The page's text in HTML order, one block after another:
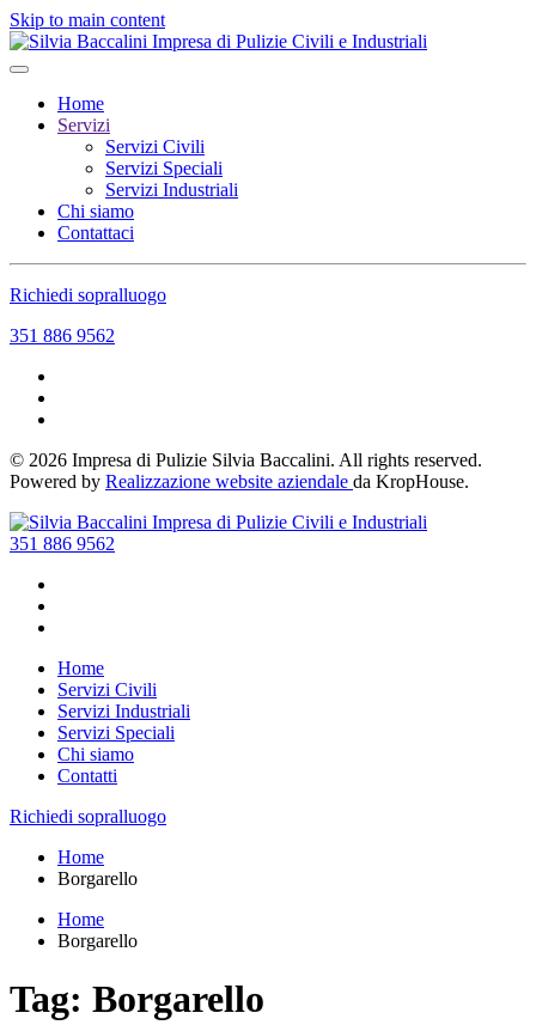
Skip to main content
Home
Servizi
Servizi Civili
Servizi Speciali
Servizi Industriali
Chi siamo
Contattaci
Richiedi sopralluogo
351 886 9562
© 2026 Impresa di Pulizie Silvia Baccalini. All rights reserved.
Powered by Realizzazione website aziendale da KropHouse.
351 886 9562
Home
Servizi Civili
Servizi Industriali
Servizi Speciali
Chi siamo
Contatti
Richiedi sopralluogo
Home
Borgarello
Home
Borgarello
Tag: Borgarello